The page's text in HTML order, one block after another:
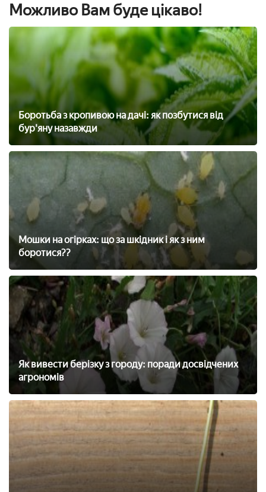
Можливо Вам буде цікаво!
Боротьба з кропивою на дачі: як позбутися від
бур'яну назавжди
Мошки на огірках: що за шкідник і як з ним
боротися??
Як вивести берізку з городу: поради досвідчених
агрономів